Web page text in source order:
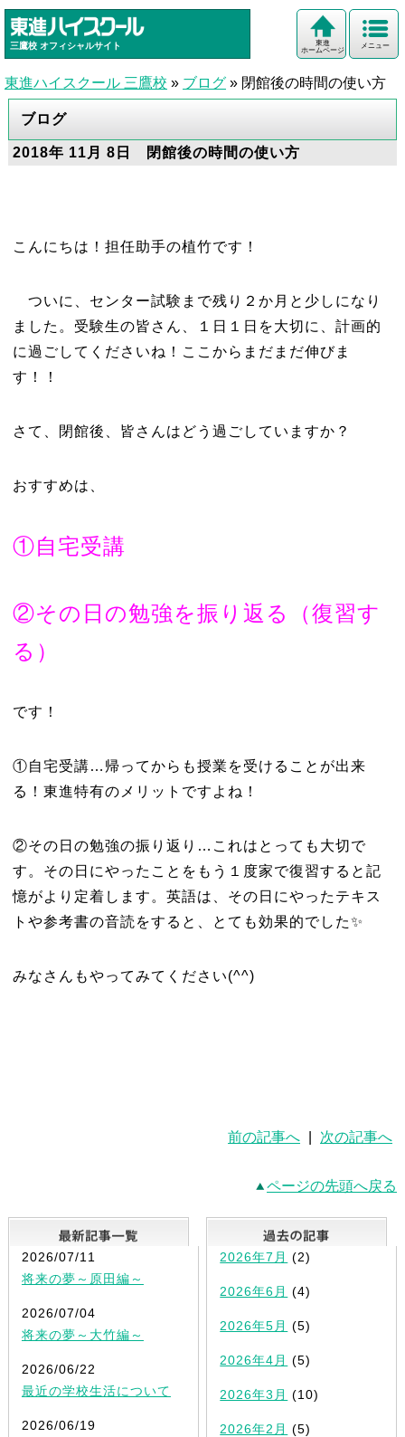
三鷹校 オフィシャルサイト メニュー
東進
ホームページ
東進ハイスクール 三鷹校 » ブログ » 閉館後の時間の使い方
ブログ
2018年 11月 8日 閉館後の時間の使い方
こんにちは！担任助手の植竹です！
ついに、センター試験まで残り２か月と少しになり
ました。受験生の皆さん、１日１日を大切に、計画的
に過ごしてくださいね！ここからまだまだ伸びま
す！！
さて、閉館後、皆さんはどう過ごしていますか？
おすすめは、
①自宅受講
②その日の勉強を振り返る（復習す
る）
です！
①自宅受講…帰ってからも授業を受けることが出来
る！東進特有のメリットですよね！
②その日の勉強の振り返り…これはとっても大切で
す。その日にやったことをもう１度家で復習すると記
憶がより定着します。英語は、その日にやったテキス
トや参考書の音読をすると、とても効果的でした✨
みなさんもやってみてください(^^)
前の記事へ 次の記事へ
ページの先頭へ戻る
最新記事一覧
2026/07/11
将来の夢～原田編～
2026/07/04
将来の夢～大竹編～
2026/06/22
最近の学校生活について
2026/06/19
2026年7月 (2)
2026年6月 (4)
2026年5月 (5)
2026年4月 (5)
2026年3月 (10)
2026年2月 (5)